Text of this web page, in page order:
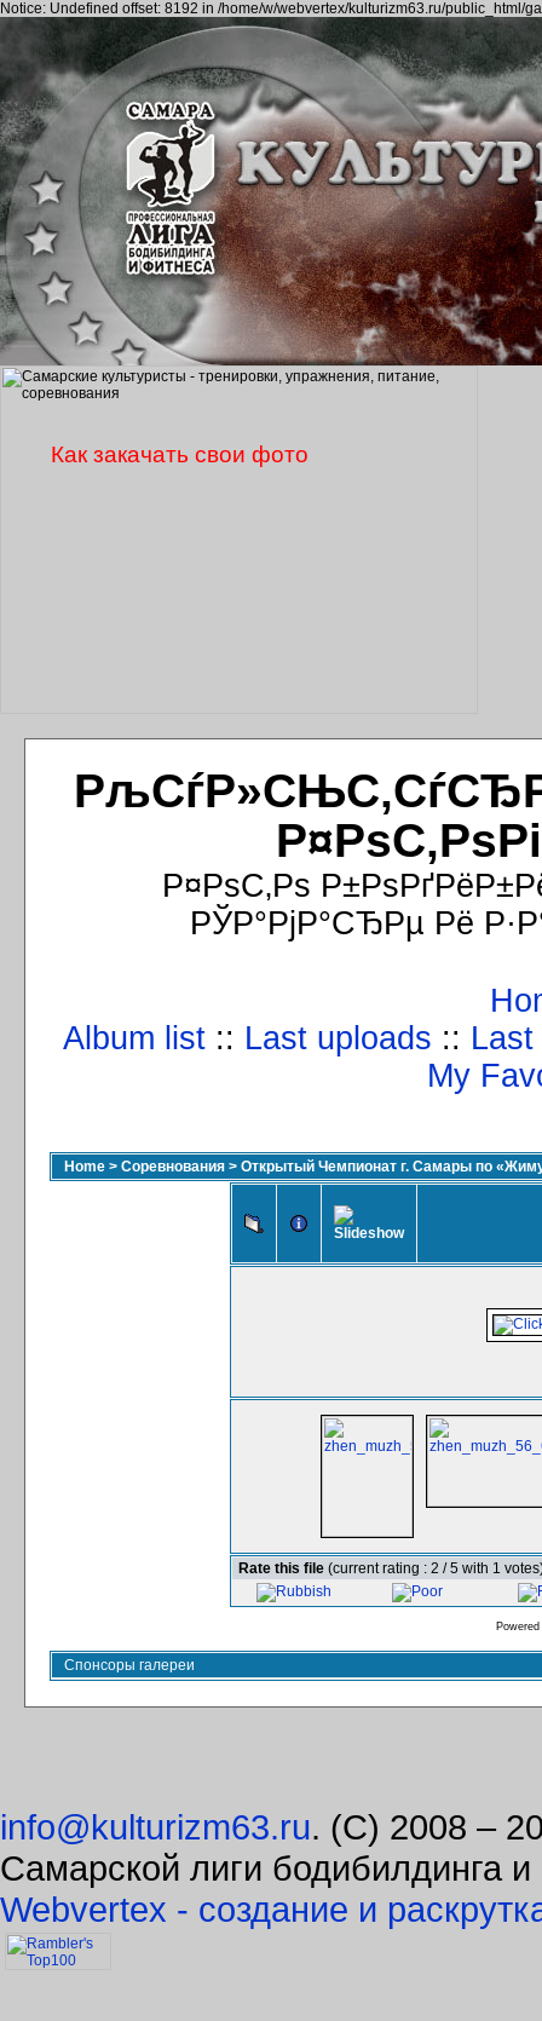
Notice: Undefined offset: 8192 in /home/w/webvertex/kulturizm63.ru/public_html/
Р¤РѕС‚Рѕ
РЎР°РјР°СЂРµ Рё
Album list :: Last uploads ::
My
Home > Соревнования > Открытый Чемпионат г. Самары по
Rate this file (current rating : 2 / 5 with 1
Спонсоры галереи
info@kulturizm63.ru. (C) 2008 –
Самарской лиги бодибилдинга
Webvertex - создание и
Как закачать свои фото